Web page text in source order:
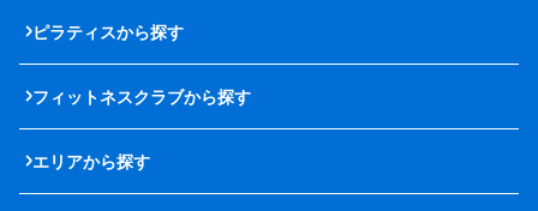
ピラティスから探す
フィットネスクラブから探す
エリアから探す